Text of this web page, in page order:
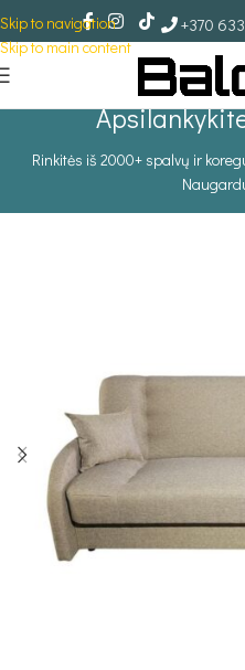
Skip to navigation
Skip to main content
+370
Rinkitės iš 2000+ spalvų ir